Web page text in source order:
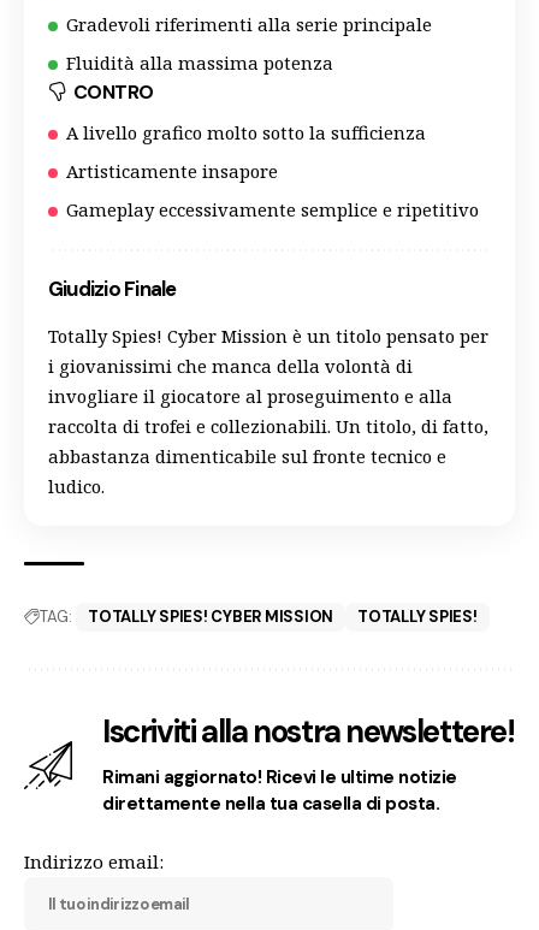
Gradevoli riferimenti alla serie principale
Fluidità alla massima potenza
CONTRO
A livello grafico molto sotto la sufficienza
Artisticamente insapore
Gameplay eccessivamente semplice e ripetitivo
Giudizio Finale
Totally Spies! Cyber Mission è un titolo pensato per
i giovanissimi che manca della volontà di
invogliare il giocatore al proseguimento e alla
raccolta di trofei e collezionabili. Un titolo, di fatto,
abbastanza dimenticabile sul fronte tecnico e
ludico.
TAG: TOTALLY SPIES! CYBER MISSION TOTALLY SPIES!
Iscriviti alla nostra newslettere!
Rimani aggiornato! Ricevi le ultime notizie
direttamente nella tua casella di posta.
Indirizzo email: